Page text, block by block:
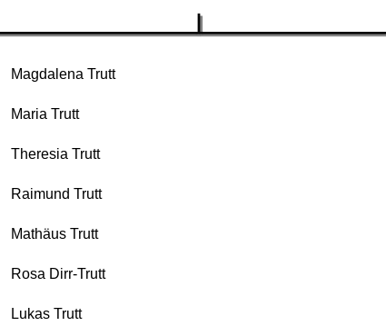
Magdalena Trutt
Maria Trutt
Theresia Trutt
Raimund Trutt
Mathäus Trutt
Rosa Dirr-Trutt
Lukas Trutt